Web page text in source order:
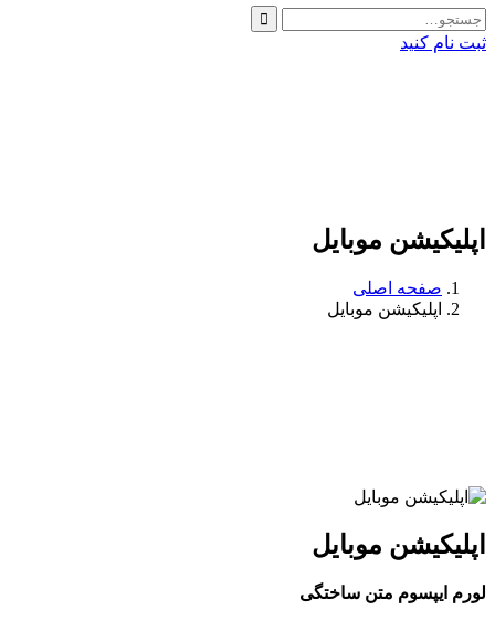
ثبت نام کنید
اپلیکیشن موبایل
صفحه اصلی
اپلیکیشن موبایل
اپلیکیشن موبایل
لورم ایپسوم متن ساختگی